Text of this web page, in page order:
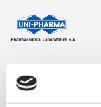
ΠΡΟΪΟΝΤΑ